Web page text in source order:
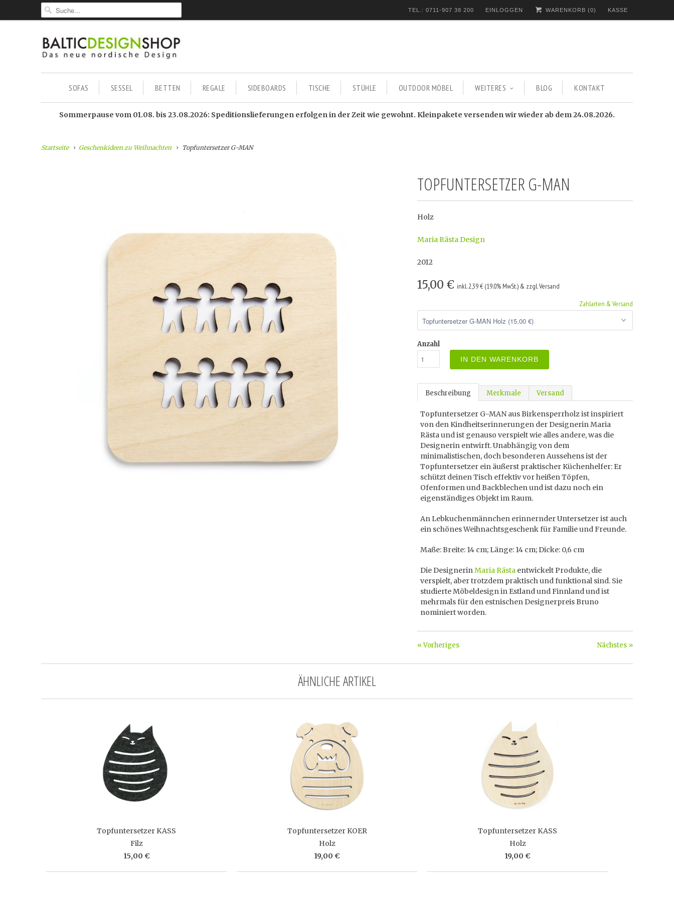
TEL.: 0711-907 38 200 EINLOGGEN WARENKORB (0) KASSE
SOFAS SESSEL BETTEN REGALE SIDEBOARDS TISCHE STÜHLE OUTDOOR MÖBEL WEITERES BLOG KONTAKT
Sommerpause vom 01.08. bis 23.08.2026: Speditionslieferungen erfolgen in der Zeit wie gewohnt. Kleinpakete versenden wir wieder ab dem 24.08.2026.
Startseite Geschenkideen zu Weihnachten Topfuntersetzer G-MAN
TOPFUNTERSETZER G-MAN
Holz
Maria Rästa Design
2012
15,00 € inkl. 2,39 € (19.0% MwSt.) & zzgl. Versand
Zahlarten & Versand
Anzahl
IN DEN WARENKORB
Beschreibung Merkmale Versand
Topfuntersetzer G-MAN aus Birkensperrholz ist inspiriert
von den Kindheitserinnerungen der Designerin Maria
Rästa und ist genauso verspielt wie alles andere, was die
Designerin entwirft. Unabhängig von dem
minimalistischen, doch besonderen Aussehens ist der
Topfuntersetzer ein äußerst praktischer Küchenhelfer: Er
schützt deinen Tisch effektiv vor heißen Töpfen,
Ofenformen und Backblechen und ist dazu noch ein
eigenständiges Objekt im Raum.
An Lebkuchenmännchen erinnernder Untersetzer ist auch
ein schönes Weihnachtsgeschenk für Familie und Freunde.
Maße: Breite: 14 cm; Länge: 14 cm; Dicke: 0,6 cm
Die DesignerinMaria Rästa entwickelt Produkte, die
verspielt, aber trotzdem praktisch und funktional sind. Sie
studierte Möbeldesign in Estland und Finnland und ist
mehrmals für den estnischen Designerpreis Bruno
nominiert worden.
Nächstes »
« Vorheriges
ÄHNLICHE ARTIKEL
Topfuntersetzer KASS
Filz
15,00 €
Topfuntersetzer KOER
Holz
19,00 €
Topfuntersetzer KASS
Holz
19,00 €